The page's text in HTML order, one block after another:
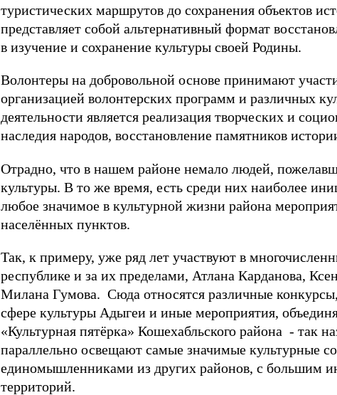
туристических маршрутов до сохранения объектов
представляет собой альтернативный формат
в изучение и сохранение культуры своей Родины.
Волонтеры на добровольной основе принимают
организацией волонтерских программ и различных
деятельности является реализация творческих и
наследия народов, восстановление памятников
Отрадно, что в нашем районе немало людей,
культуры. В то же время, есть среди них наиболее
любое значимое в культурной жизни района
населённых пунктов.
Так, к примеру, уже ряд лет участвуют в
республике и за их пределами, Атлана Карданова,
Милана Гумова. Сюда относятся различные
сфере культуры Адыгеи и иные мероприятия,
«Культурная пятёрка» Кошехабльского района - так
параллельно освещают самые значимые культурные
единомышленниками из других районов, с большим
территорий.